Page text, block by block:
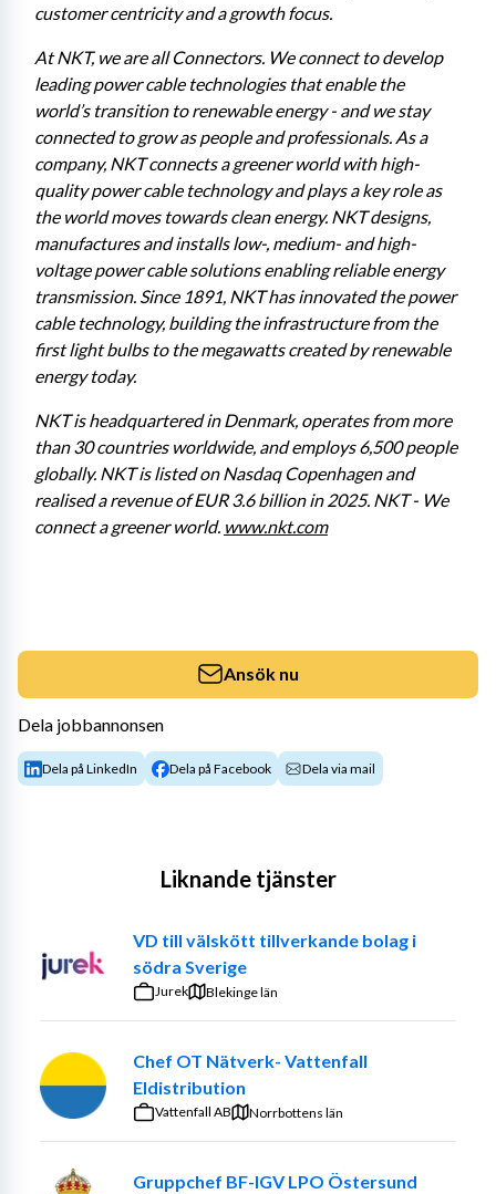
customer centricity and a growth focus.
At NKT, we are all Connectors. We connect to develop
leading power cable technologies that enable the
world’s transition to renewable energy - and we stay
connected to grow as people and professionals. As a
company, NKT connects a greener world with high-
quality power cable technology and plays a key role as
the world moves towards clean energy. NKT designs,
manufactures and installs low-, medium- and high-
voltage power cable solutions enabling reliable energy
transmission. Since 1891, NKT has innovated the power
cable technology, building the infrastructure from the
first light bulbs to the megawatts created by renewable
energy today.
NKT is headquartered in Denmark, operates from more
than 30 countries worldwide, and employs 6,500 people
globally. NKT is listed on Nasdaq Copenhagen and
realised a revenue of EUR 3.6 billion in 2025. NKT - We
connect a greener world. www.nkt.com
Ansök nu
Dela jobbannonsen
Dela på LinkedIn Dela på Facebook Dela via mail
Liknande tjänster
VD till välskött tillverkande bolag i
södra Sverige
Jurek Blekinge län
Chef OT Nätverk- Vattenfall
Eldistribution
Vattenfall AB Norrbottens län
Gruppchef BF-IGV LPO Östersund